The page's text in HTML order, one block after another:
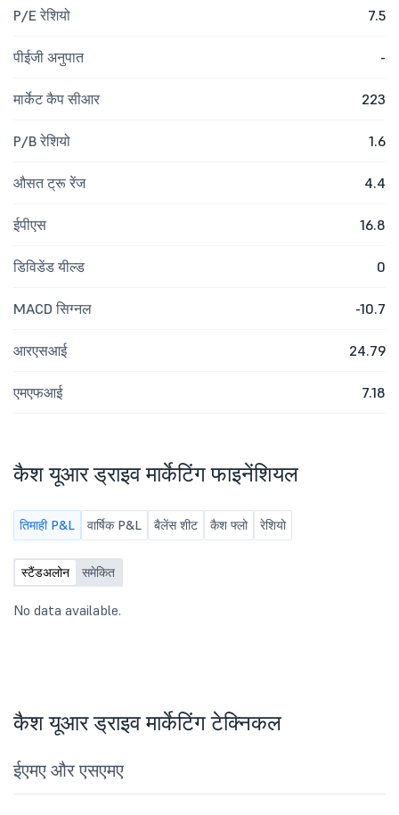
P/E रेशियो 7.5
पीईजी अनुपात -
मार्केट कैप सीआर 223
P/B रेशियो 1.6
औसत ट्रू रेंज 4.4
ईपीएस 16.8
डिविडेंड यील्ड 0
MACD सिग्नल -10.7
आरएसआई 24.79
एमएफआई 7.18
कैश यूआर ड्राइव मार्केटिंग फाइनेंशियल
तिमाही P&L वार्षिक P&L बैलेंस शीट कैश फ्लो रेशियो
स्टैंडअलोन समेकित
No data available.
कैश यूआर ड्राइव मार्केटिंग टेक्निकल
ईएमए और एसएमए